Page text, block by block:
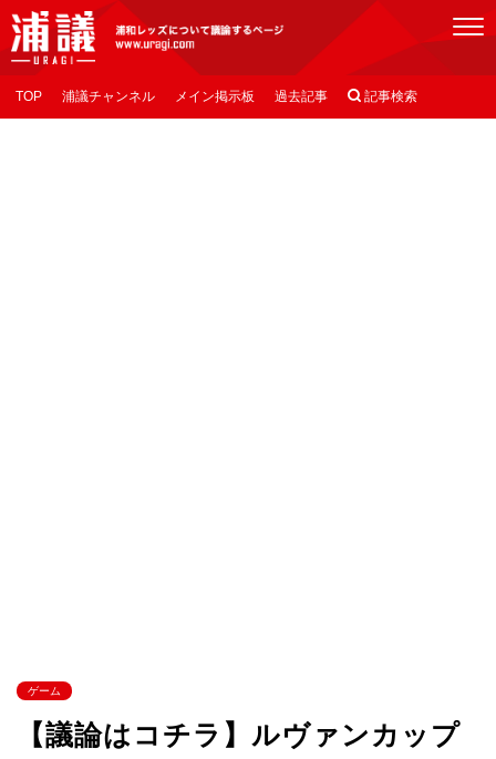
[浦議]浦和レッズについて議論するページ
TOP 浦議チャンネル メイン掲示板 過去記事  記事検索
ゲーム
【議論はコチラ】ルヴァンカップ